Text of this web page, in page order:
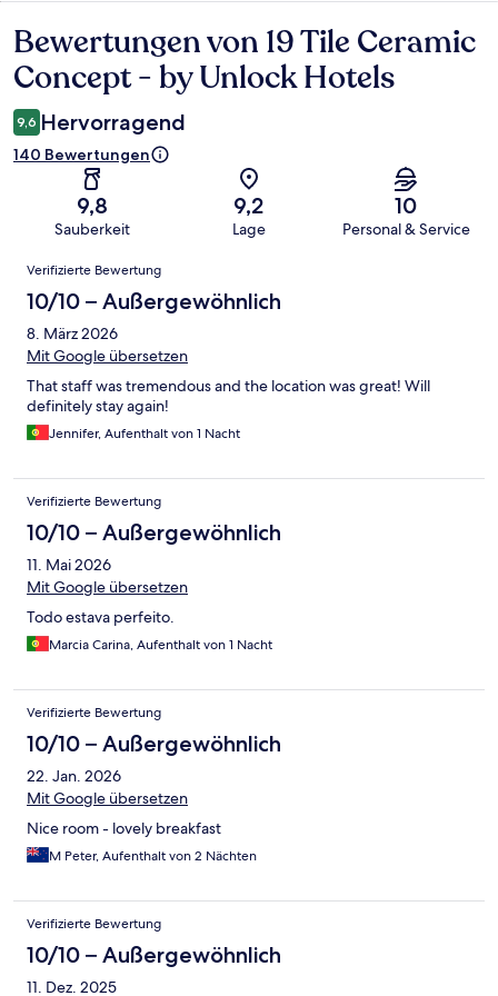
Bewertungen
Bewertungen von 19 Tile Ceramic
Concept - by Unlock Hotels
9,6 Hervorragend
140 Bewertungen
9,8
Sauberkeit
9,2
Lage
10
Personal & Service
Bewertungen
Verifizierte Bewertung
10/10 – Außergewöhnlich
8. März 2026
Mit Google übersetzen
That staff was tremendous and the location was great! Will
definitely stay again!
Jennifer, Aufenthalt von 1 Nacht
Verifizierte Bewertung
10/10 – Außergewöhnlich
11. Mai 2026
Mit Google übersetzen
Todo estava perfeito.
Marcia Carina, Aufenthalt von 1 Nacht
Verifizierte Bewertung
10/10 – Außergewöhnlich
22. Jan. 2026
Mit Google übersetzen
Nice room - lovely breakfast
M Peter, Aufenthalt von 2 Nächten
Verifizierte Bewertung
10/10 – Außergewöhnlich
11. Dez. 2025